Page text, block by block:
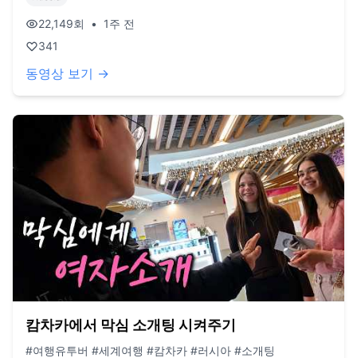
22,149회 •
1주 전
341
동영상 보기 →
캄차카에서 막심 소개팅 시켜주기
#여행유투버 #세계여행 #캄차카 #러시아 #소개팅